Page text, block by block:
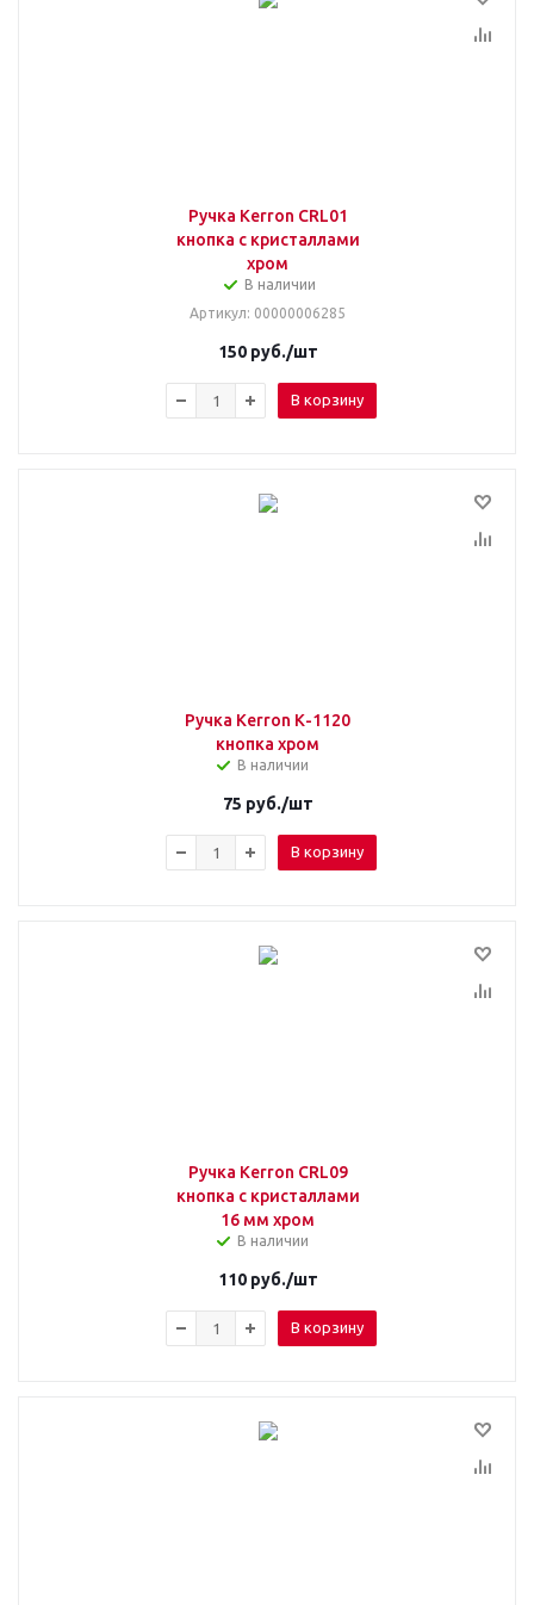
Ручка Kerron CRL01
кнопка с кристаллами
хром
В наличии
Артикул: 00000006285
150руб./шт
В корзину
Ручка Kerron К-1120
кнопка хром
В наличии
75 руб./шт
В корзину
Ручка Kerron CRL09
кнопка с кристаллами
16 мм хром
В наличии
110руб./шт
В корзину